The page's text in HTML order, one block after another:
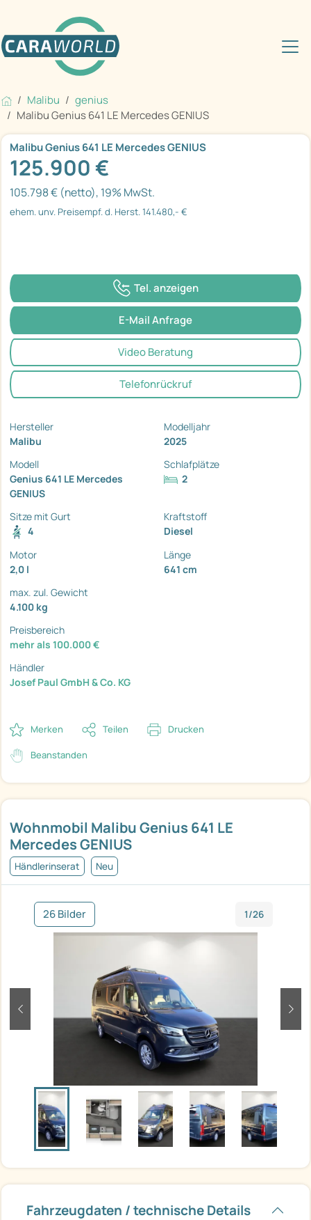
Malibu
genius
Malibu Genius 641 LE Mercedes GENIUS
Wohnmobil Malibu Genius 641 LE
Mercedes GENIUS
Händlerinserat Neu
26 Bilder 1/26
zurück
Fahrzeugdaten / technische Details
Malibu Genius 641 LE Mercedes GENIUS
125.900 €
105.798 € (netto), 19% MwSt.
ehem. unv. Preisempf. d. Herst. 141.480,- €
Tel. anzeigen
E-Mail Anfrage
Video Beratung
Telefonrückruf
Hersteller
Malibu
Modelljahr
2025
Modell
Genius 641 LE Mercedes
GENIUS
Schlafplätze
2
Sitze mit Gurt
4
Kraftstoff
Diesel
Motor
2,0 l
Länge
641 cm
max. zul. Gewicht
4.100 kg
Preisbereich
mehr als 100.000 €
Händler
Josef Paul GmbH & Co. KG
Merken Teilen Drucken
Beanstanden